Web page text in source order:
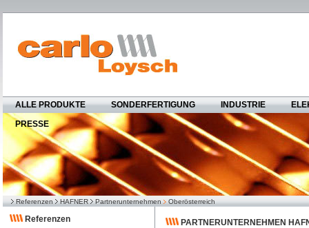
ALLE PRODUKTE SONDERFERTIGUNG INDUSTRIE
PRESSE
Referenzen HAFNER Partnerunternehmen Oberösterreich
Referenzen PARTNERUNTERNEHMEN